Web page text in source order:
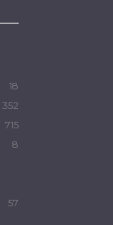
18
352
715
8
57